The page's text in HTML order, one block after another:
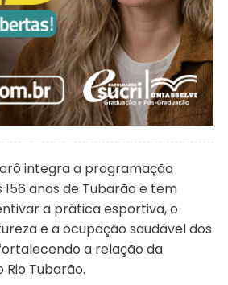
integra a programação
anos de Tubarão e tem
a prática esportiva, o
e a ocupação saudável dos
a relação da
Tubarão.